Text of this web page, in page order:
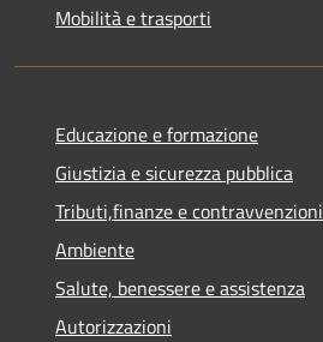
Mobilità e trasporti
Educazione e formazione
Giustizia e sicurezza pubblica
Tributi,finanze e contravvenzioni
Ambiente
Salute, benessere e assistenza
Autorizzazioni